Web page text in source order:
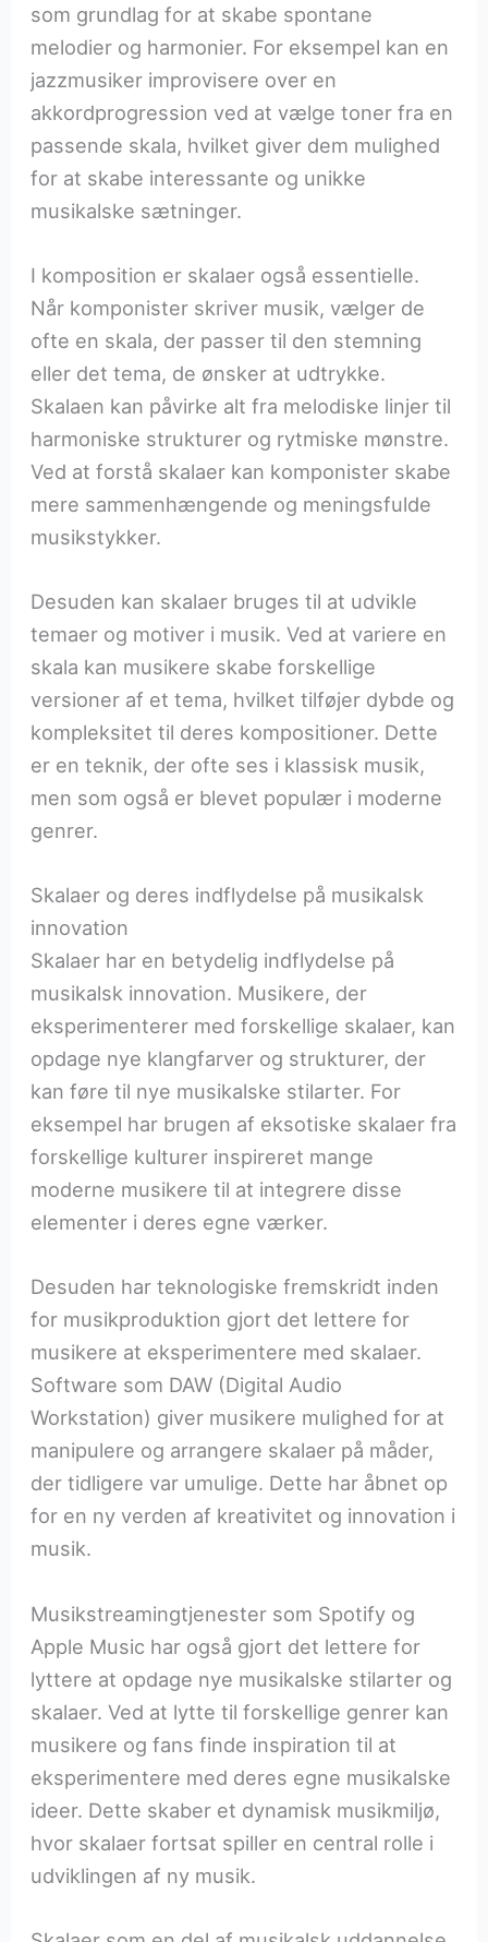
som grundlag for at skabe spontane
melodier og harmonier. For eksempel kan en
jazzmusiker improvisere over en
akkordprogression ved at vælge toner fra en
passende skala, hvilket giver dem mulighed
for at skabe interessante og unikke
musikalske sætninger.
I komposition er skalaer også essentielle.
Når komponister skriver musik, vælger de
ofte en skala, der passer til den stemning
eller det tema, de ønsker at udtrykke.
Skalaen kan påvirke alt fra melodiske linjer til
harmoniske strukturer og rytmiske mønstre.
Ved at forstå skalaer kan komponister skabe
mere sammenhængende og meningsfulde
musikstykker.
Desuden kan skalaer bruges til at udvikle
temaer og motiver i musik. Ved at variere en
skala kan musikere skabe forskellige
versioner af et tema, hvilket tilføjer dybde og
kompleksitet til deres kompositioner. Dette
er en teknik, der ofte ses i klassisk musik,
men som også er blevet populær i moderne
genrer.
Skalaer og deres indflydelse på musikalsk
innovation
Skalaer har en betydelig indflydelse på
musikalsk innovation. Musikere, der
eksperimenterer med forskellige skalaer, kan
opdage nye klangfarver og strukturer, der
kan føre til nye musikalske stilarter. For
eksempel har brugen af eksotiske skalaer fra
forskellige kulturer inspireret mange
moderne musikere til at integrere disse
elementer i deres egne værker.
Desuden har teknologiske fremskridt inden
for musikproduktion gjort det lettere for
musikere at eksperimentere med skalaer.
Software som DAW (Digital Audio
Workstation) giver musikere mulighed for at
manipulere og arrangere skalaer på måder,
der tidligere var umulige. Dette har åbnet op
for en ny verden af kreativitet og innovation i
musik.
Musikstreamingtjenester som Spotify og
Apple Music har også gjort det lettere for
lyttere at opdage nye musikalske stilarter og
skalaer. Ved at lytte til forskellige genrer kan
musikere og fans finde inspiration til at
eksperimentere med deres egne musikalske
ideer. Dette skaber et dynamisk musikmiljø,
hvor skalaer fortsat spiller en central rolle i
udviklingen af ny musik.